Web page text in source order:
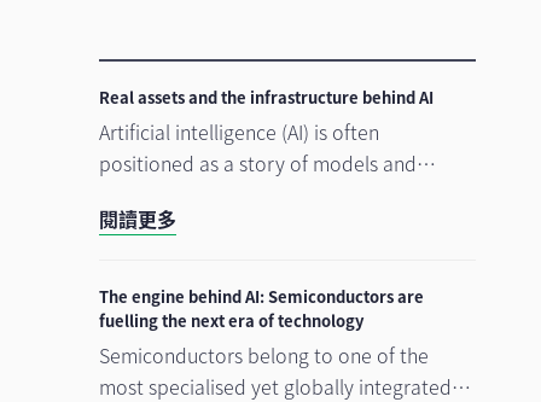
Real assets and the infrastructure behind AI
Artificial intelligence (AI) is often
positioned as a story of models and
heavily on something far more tangible.
grids, and raw materials form the physical
that supports AI development. As
structural forces reshape the investment
landscape, real assets are emerging as an
閱讀更多
The engine behind AI: Semiconductors are
fuelling the next era of technology
Semiconductors belong to one of the
most specialised yet globally integrated